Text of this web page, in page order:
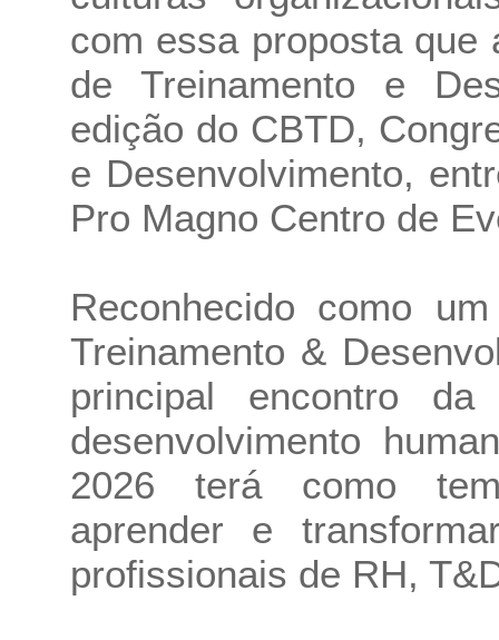
com essa proposta que
de Treinamento e
edição do CBTD,
e Desenvolvimento,
Pro Magno Centro de
Reconhecido como
Treinamento &
principal encontro
desenvolvimento
2026 terá como
aprender e
profissionais de RH,